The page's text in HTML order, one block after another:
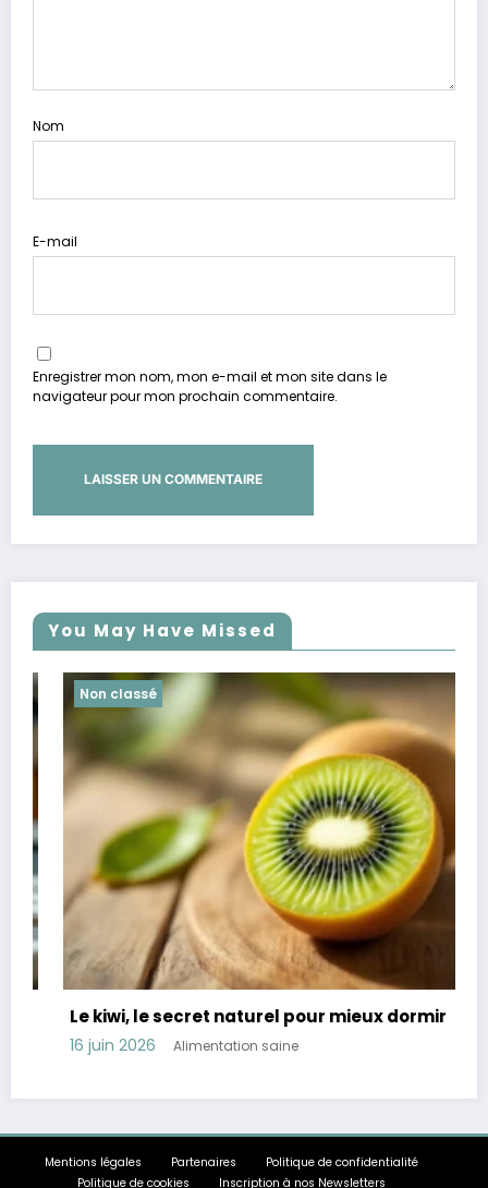
Nom
E-mail
Enregistrer mon nom, mon e-mail et mon site dans le
navigateur pour mon prochain commentaire.
You May Have Missed
Non classé
Le kiwi, le secret naturel pour mieux dormir
16 juin 2026 Alimentation saine
Mentions légales Partenaires
Politique de confidentialité
Politique de cookies
Inscription à nos Newsletters